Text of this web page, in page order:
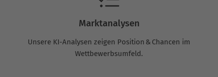
Marktanalysen
Unsere KI-Analysen zeigen Position & Chancen im
Wettbewerbsumfeld.